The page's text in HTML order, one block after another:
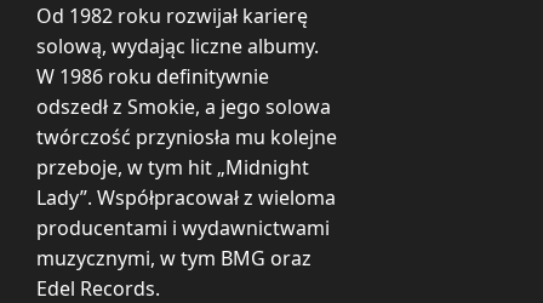
Od 1982 roku rozwijał karierę
solową, wydając liczne albumy.
W 1986 roku definitywnie
odszedł z Smokie, a jego solowa
twórczość przyniosła mu kolejne
przeboje, w tym hit „Midnight
Lady”. Współpracował z wieloma
producentami i wydawnictwami
muzycznymi, w tym BMG oraz
Edel Records.